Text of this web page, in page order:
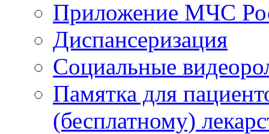
Приложение МЧС
Диспансеризация
Социальные
Памятка для
(бесплатному)